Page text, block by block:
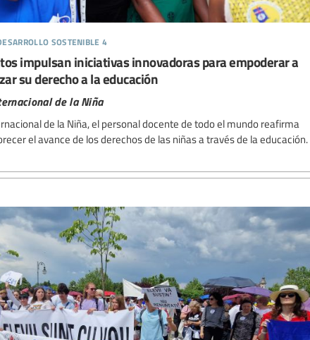
sostenible 4
impulsan iniciativas innovadoras para empoderar a
su derecho a la educación
de la Niña
de la Niña, el personal docente de todo el mundo reafirma
el avance de los derechos de las niñas a través de la educación.